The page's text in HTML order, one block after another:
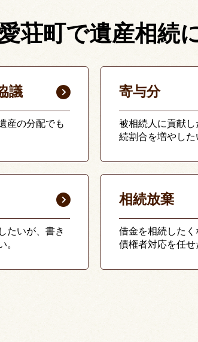
荘町で遺産相続
議
産の分配でも
寄与分
被相続人に貢献し
続割合を増やした
たいが、書き
。
相続放棄
借金を相続したく
債権者対応を任せ